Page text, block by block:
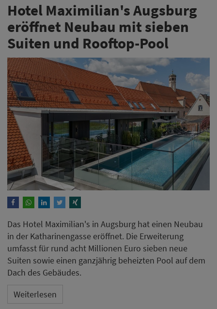
Hotel Maximilian's Augsburg
eröffnet Neubau mit sieben
Suiten und Rooftop-Pool
Das Hotel Maximilian's in Augsburg hat einen Neubau
in der Katharinengasse eröffnet. Die Erweiterung
umfasst für rund acht Millionen Euro sieben neue
Suiten sowie einen ganzjährig beheizten Pool auf dem
Dach des Gebäudes.
Weiterlesen